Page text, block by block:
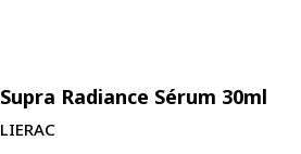
Supra Radiance Sérum 30ml
LIERAC